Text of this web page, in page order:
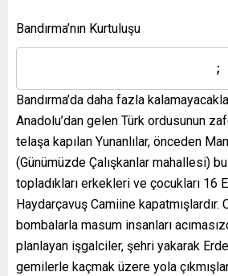
Bandırma’nın Kurtuluşu
                       ;
Bandırma’da daha fazla
Anadolu’dan gelen Türk ordusunun
telaşa kapılan Yunanlılar, önceden
(Günümüzde Çalışkanlar mahallesi)
topladıkları erkekleri ve çocukları 16
Haydarçavuş Camiine kapatmışlardır.
bombalarla masum insanları
planlayan işgalciler, şehri yakarak
gemilerle kaçmak üzere yola